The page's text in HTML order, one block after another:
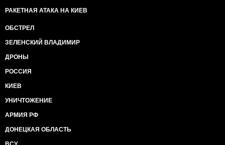
РАКЕТНАЯ АТАКА НА КИЕВ
ОБСТРЕЛ
ЗЕЛЕНСКИЙ ВЛАДИМИР
ДРОНЫ
РОССИЯ
КИЕВ
УНИЧТОЖЕНИЕ
АРМИЯ РФ
ДОНЕЦКАЯ ОБЛАСТЬ